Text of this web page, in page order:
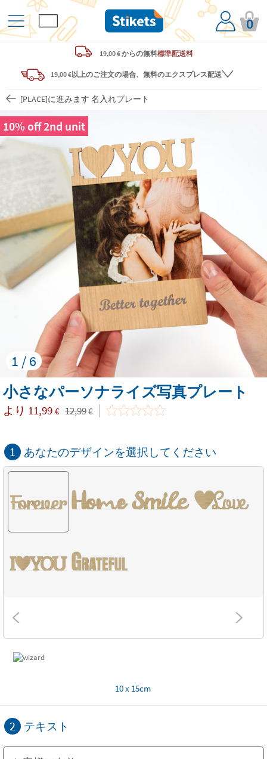
0
19,00 € からの無料標準配送料
19,00 €以上のご注文の場合、無料のエクスプレス配送
[PLACE]に進みます 名入れプレート
1 / 6
10% off 2nd unit
小さなパーソナライズ写真プレート
より 11,99 € 12,99€
1 あなたのデザインを選択してください
10 x 15cm
2 テキスト